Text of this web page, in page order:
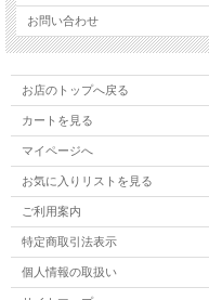
お問い合わせ
お店のトップへ戻る
カートを見る
マイページへ
お気に入りリストを見る
ご利用案内
特定商取引法表示
個人情報の取扱い